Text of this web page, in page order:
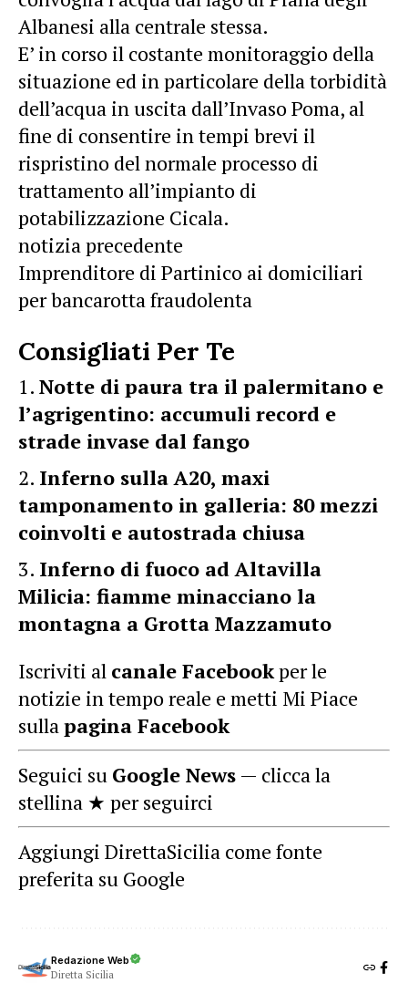
Albanesi alla centrale stessa.
E’ in corso il costante monitoraggio della
situazione ed in particolare della torbidità
dell’acqua in uscita dall’Invaso Poma, al
fine di consentire in tempi brevi il
rispristino del normale processo di
trattamento all’impianto di
potabilizzazione Cicala.
notizia precedente
Imprenditore di Partinico ai domiciliari
per bancarotta fraudolenta
Consigliati Per Te
Notte di paura tra il palermitano e
l’agrigentino: accumuli record e
strade invase dal fango
Inferno sulla A20, maxi
tamponamento in galleria: 80 mezzi
coinvolti e autostrada chiusa
Inferno di fuoco ad Altavilla
Milicia: fiamme minacciano la
montagna a Grotta Mazzamuto
Iscriviti al canale Facebookper le
notizie in tempo reale e metti Mi Piace
sullapagina Facebook
Seguici su Google News — clicca la
stellina ★ per seguirci
Aggiungi DirettaSicilia come fonte
preferita su Google
Redazione Web
Diretta Sicilia